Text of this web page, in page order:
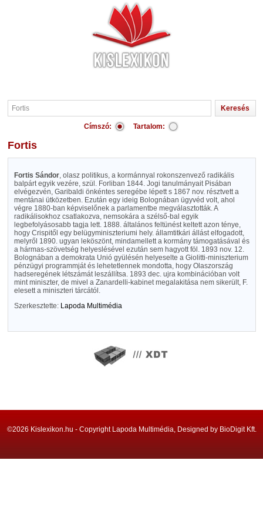
Címszó: Tartalom:
Fortis
Fortis Sándor, olasz politikus, a kormánnyal rokonszenvező radikális
balpárt egyik vezére, szül. Forliban 1844. Jogi tanulmányait Pisában
elvégezvén, Garibaldi önkéntes seregébe lépett s 1867 nov. résztvett a
mentánai ütközetben. Ezután egy ideig Bolognában ügyvéd volt, ahol
végre 1880-ban képviselőnek a parlamentbe megválasztották. A
radikálisokhoz csatlakozva, nemsokára a szélső-bal egyik
legbefolyásosabb tagja lett. 1888. általános feltünést keltett azon ténye,
hogy Crispitől egy belügyminiszteriumi hely. államtitkári állást elfogadott,
melyről 1890. ugyan leköszönt, mindamellett a kormány támogatásával és
a hármas-szövetség helyeslésével ezután sem hagyott föl. 1893 nov. 12.
Bolognában a demokrata Unió gyülésén helyeselte a Giolitti-miniszterium
pénzügyi programmját és lehetetlennek mondotta, hogy Olaszország
hadseregének létszámát leszállítsa. 1893 dec. ujra kombinációban volt
mint miniszter, de mivel a Zanardelli-kabinet megalakitása nem sikerült, F.
elesett a miniszteri tárcától.
Szerkesztette: Lapoda Multimédia
©2026 Kislexikon.hu - Copyright Lapoda Multimédia, Designed by BioDigit Kft.